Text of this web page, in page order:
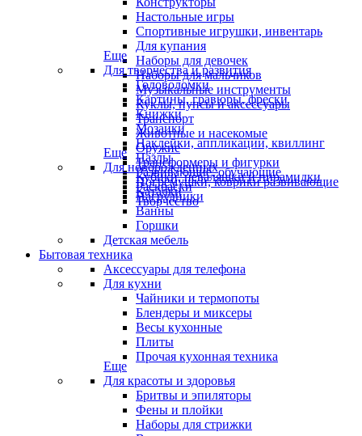
Настольные игры
Спортивные игрушки, инвентарь
Для купания
Наборы для девочек
Наборы для мальчиков
Музыкальные инструменты
Куклы, пупсы и аксессуары
Транспорт
Животные и насекомые
Оружие
Трансформеры и фигурки
Кубики, неваляшки и пирамидки
Каталки
Еще
Для творчества и развития
Головоломки
Картины, гравюры, фрески
Книжки
Мозаики
Наклейки, аппликации, квиллинг
Пазлы
Развивающие, обучающие
Раскраски
Творчество
Еще
Для новорожденных
Погремушки, коврики развивающие
Нагрудники
Ванны
Горшки
Детская мебель
Бытовая техника
Аксессуары для телефона
Для кухни
Чайники и термопоты
Блендеры и миксеры
Весы кухонные
Плиты
Прочая кухонная техника
Еще
Для красоты и здоровья
Бритвы и эпиляторы
Фены и плойки
Наборы для стрижки